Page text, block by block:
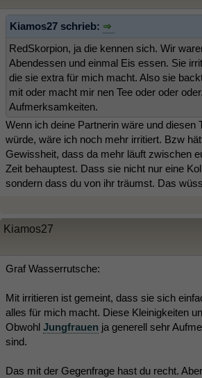
Kiamos27 schrieb:
RedSkorpion, ja die kennen sich. Wir
Abendessen und einmal Eis essen. Sie
die sie extra für mich macht. Also sie
mit oder macht mir nen Tee oder oder
Aufmerksamkeiten.
Wenn ich deine Partnerin wäre und diesen
würde, wäre ich noch mehr irritiert. Bzw
Gewissheit, dass da mehr läuft zwischen
Zeit behauptest. Dass sie nicht nur eine
sondern dass du von ihr träumst. Das
Kiamos27
Graf Wasserrutsche:
Mit irritieren ist gemeint, dass sie sich
alles für mich macht. Diese Kleinigkeiten
Obwohl Jungfrauen ja generell sehr
sind.
Das mit der Gegenfrage hast du recht.